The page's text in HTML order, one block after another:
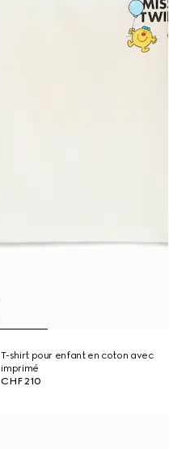
T-shirt pour enfant en coton avec
imprimé
CHF 210